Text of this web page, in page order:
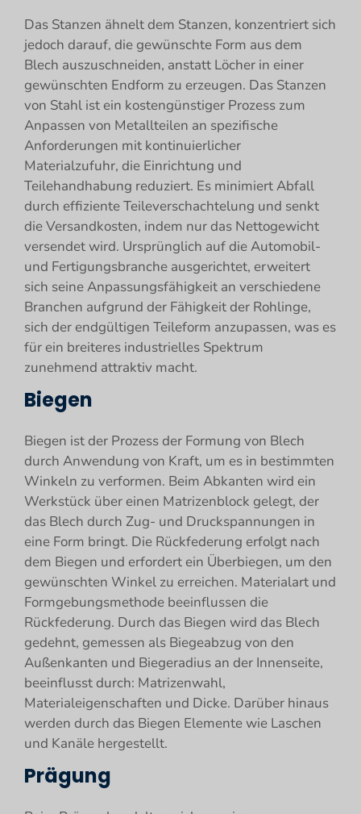
Das Stanzen ähnelt dem Stanzen, konzentriert sich
jedoch darauf, die gewünschte Form aus dem
Blech auszuschneiden, anstatt Löcher in einer
gewünschten Endform zu erzeugen. Das Stanzen
von Stahl ist ein kostengünstiger Prozess zum
Anpassen von Metallteilen an spezifische
Anforderungen mit kontinuierlicher
Materialzufuhr, die Einrichtung und
Teilehandhabung reduziert. Es minimiert Abfall
durch effiziente Teileverschachtelung und senkt
die Versandkosten, indem nur das Nettogewicht
versendet wird. Ursprünglich auf die Automobil-
und Fertigungsbranche ausgerichtet, erweitert
sich seine Anpassungsfähigkeit an verschiedene
Branchen aufgrund der Fähigkeit der Rohlinge,
sich der endgültigen Teileform anzupassen, was es
für ein breiteres industrielles Spektrum
zunehmend attraktiv macht.
Biegen
Biegen ist der Prozess der Formung von Blech
durch Anwendung von Kraft, um es in bestimmten
Winkeln zu verformen. Beim Abkanten wird ein
Werkstück über einen Matrizenblock gelegt, der
das Blech durch Zug- und Druckspannungen in
eine Form bringt. Die Rückfederung erfolgt nach
dem Biegen und erfordert ein Überbiegen, um den
gewünschten Winkel zu erreichen. Materialart und
Formgebungsmethode beeinflussen die
Rückfederung. Durch das Biegen wird das Blech
gedehnt, gemessen als Biegeabzug von den
Außenkanten und Biegeradius an der Innenseite,
beeinflusst durch: Matrizenwahl,
Materialeigenschaften und Dicke. Darüber hinaus
werden durch das Biegen Elemente wie Laschen
und Kanäle hergestellt.
Prägung